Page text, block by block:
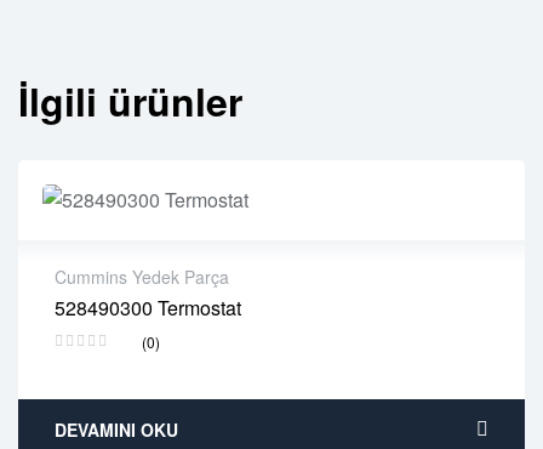
İlgili ürünler
Cummins Yedek Parça
528490300 Termostat
(0)
2 years warranty
Delivery time: 1-2 business days
DEVAMINI OKU